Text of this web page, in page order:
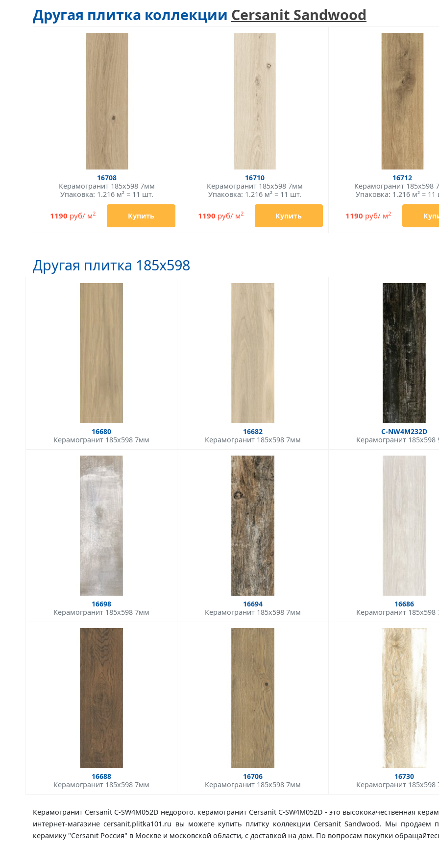
Другая плитка коллекции Cersanit Sandwood
16708
Керамогранит 185x598 7мм
Упаковка: 1.216 м² = 11 шт.
1190 руб/ м2 Купить
16710
Керамогранит 185x598 7мм
Упаковка: 1.216 м² = 11 шт.
1190 руб/ м2 Купить
16712
Керамогранит 185x598
Упаковка: 1.216 м² = 11
1190 руб/ м2
Другая плитка 185x598
16680
Керамогранит 185x598 7мм
16682
Керамогранит 185x598 7мм
C-NW4M232D
Керамогранит
16698
Керамогранит 185x598 7мм
16694
Керамогранит 185x598 7мм
16686
Керамогранит
16688
Керамогранит 185x598 7мм
16706
Керамогранит 185x598 7мм
16730
Керамогранит
Керамогранит Cersanit C-SW4M052D недорого. керамогранит Cersanit C-SW4M052D - это высококачественная
интернет-магазине cersanit.plitka101.ru вы можете купить плитку коллекции Cersanit Sandwood. Мы продаем
керамику "Cersanit Россия" в Москве и московской области, с доставкой на дом. По вопросам покупки